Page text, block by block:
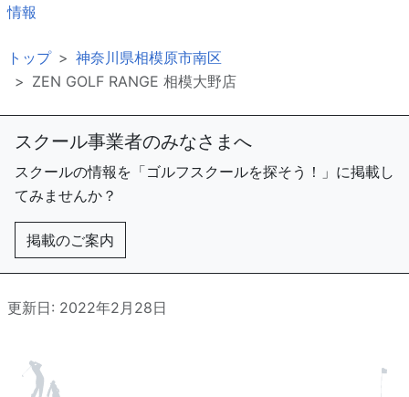
情報
トップ
神奈川県相模原市南区
ZEN GOLF RANGE 相模大野店
スクール事業者のみなさまへ
スクールの情報を「ゴルフスクールを探そう！」に掲載し
てみませんか？
掲載のご案内
更新日: 2022年2月28日